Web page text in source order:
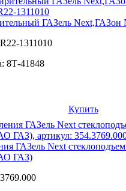
ГАЗель
1311010
8Т-41848
Купить
ГАЗель Next
ГАЗ)